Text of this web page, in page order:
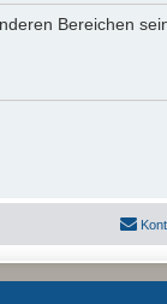
Bereichen